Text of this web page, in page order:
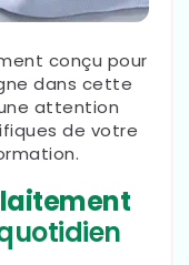
conçu pour
dans cette
attention
de votre